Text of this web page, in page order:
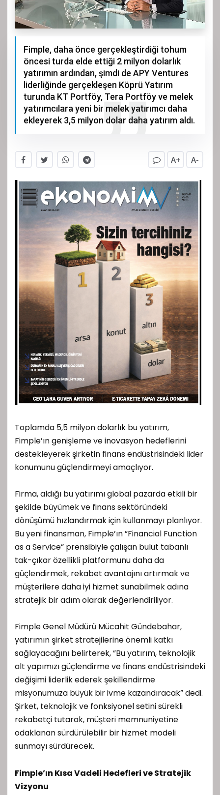
Fimple, daha önce gerçekleştirdiği tohum
öncesi turda elde ettiği 2 milyon dolarlık
yatırımın ardından, şimdi de APY Ventures
liderliğinde gerçekleşen Köprü Yatırım
turunda KT Portföy, Tera Portföy ve melek
yatırımcılara yeni bir melek yatırımcı daha
ekleyerek 3,5 milyon dolar daha yatırım aldı.
A+ A-
Toplamda 5,5 milyon dolarlık bu yatırım,
Fimple’ın genişleme ve inovasyon hedeflerini
destekleyerek şirketin finans endüstrisindeki lider
konumunu güçlendirmeyi amaçlıyor.
Firma, aldığı bu yatırımı global pazarda etkili bir
şekilde büyümek ve finans sektöründeki
dönüşümü hızlandırmak için kullanmayı planlıyor.
Bu yeni finansman, Fimple’ın ”Financial Function
as a Service” prensibiyle çalışan bulut tabanlı
tak-çıkar özellikli platformunu daha da
güçlendirmek, rekabet avantajını artırmak ve
müşterilere daha iyi hizmet sunabilmek adına
stratejik bir adım olarak değerlendiriliyor.
Fimple Genel Müdürü Mücahit Gündebahar,
yatırımın şirket stratejilerine önemli katkı
sağlayacağını belirterek, ”Bu yatırım, teknolojik
alt yapımızı güçlendirme ve finans endüstrisindeki
değişimi liderlik ederek şekillendirme
misyonumuza büyük bir ivme kazandıracak” dedi.
Şirket, teknolojik ve fonksiyonel setini sürekli
rekabetçi tutarak, müşteri memnuniyetine
odaklanan sürdürülebilir bir hizmet modeli
sunmayı sürdürecek.
Fimple’ın Kısa Vadeli Hedefleri ve Stratejik
Vizyonu